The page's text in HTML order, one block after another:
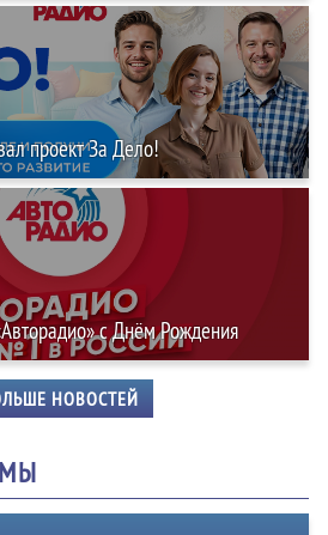
проект За Дело!
с Днём Рождения
НОВОСТЕЙ